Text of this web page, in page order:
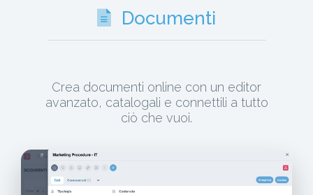
Documenti
Crea documenti online con un editor
avanzato, catalogali e connettili a tutto
ciò che vuoi.